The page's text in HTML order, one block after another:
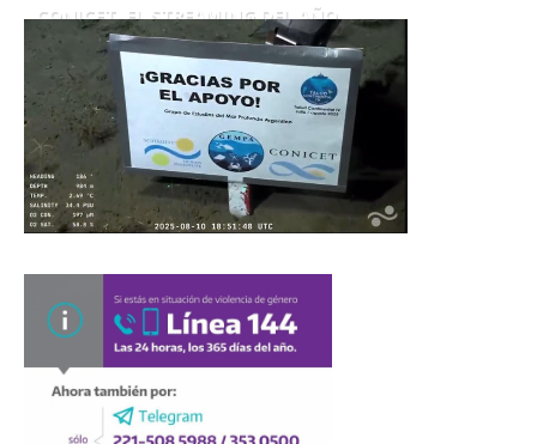
CONICET. EL STREAMING DEL AÑO